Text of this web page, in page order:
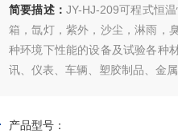
简要描述： JY-HJ-209可程式恒
箱，氙灯，紫外，沙尘，淋雨，
种环境下性能的设备及试验各种
讯、仪表、车辆、塑胶制品、金
产品型号：